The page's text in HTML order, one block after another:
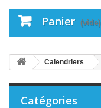
Panier (vide)
Calendriers
Catégories